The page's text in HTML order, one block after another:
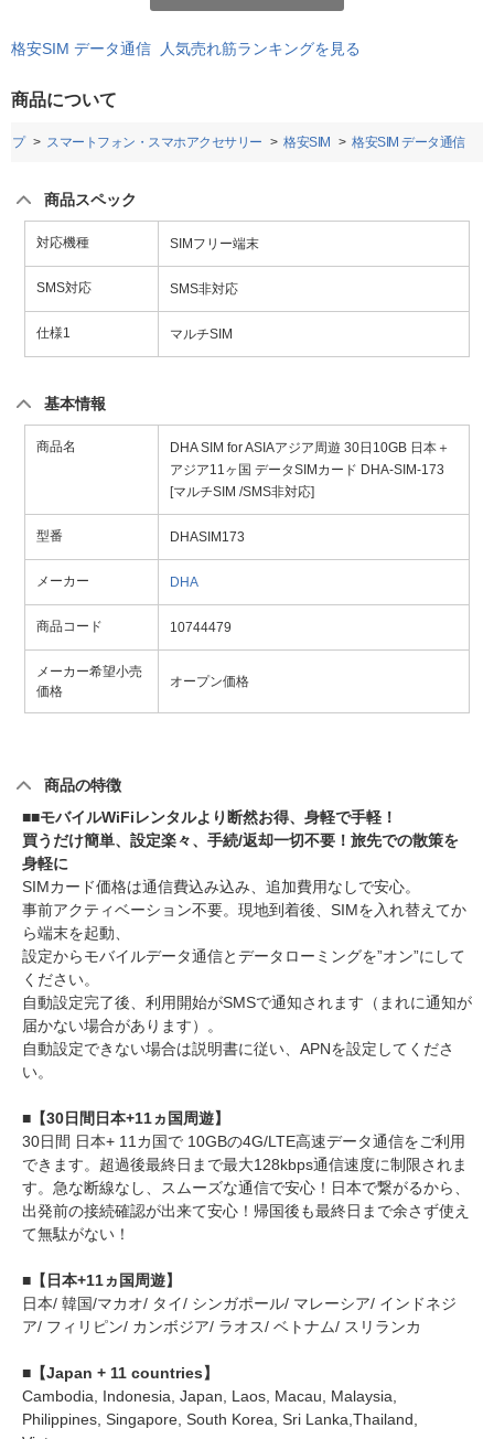
格安SIM データ通信 人気売れ筋ランキングを見る
商品について
プ スマートフォン・スマホアクセサリー 格安SIM 格安SIM データ通信
商品スペック
対応機種 SIMフリー端末
SMS対応 SMS非対応
仕様1 マルチSIM
基本情報
商品名
DHA SIM for ASIAアジア周遊 30日10GB 日本＋
アジア11ヶ国 データSIMカード DHA-SIM-173
[マルチSIM /SMS非対応]
型番 DHASIM173
メーカー DHA
商品コード 10744479
メーカー希望小売
価格
オープン価格
商品の特徴
■■モバイルWiFiレンタルより断然お得、身軽で手軽！
買うだけ簡単、設定楽々、手続/返却一切不要！旅先での散策を
身軽に
SIMカード価格は通信費込み込み、追加費用なしで安心。
事前アクティベーション不要。現地到着後、SIMを入れ替えてか
ら端末を起動、
設定からモバイルデータ通信とデータローミングを”オン”にして
ください。
自動設定完了後、利用開始がSMSで通知されます（まれに通知が
届かない場合があります）。
自動設定できない場合は説明書に従い、APNを設定してくださ
い。
■【30日間日本+11ヵ国周遊】
30日間 日本+ 11カ国で 10GBの4G/LTE高速データ通信をご利用
できます。超過後最終日まで最大128kbps通信速度に制限されま
す。急な断線なし、スムーズな通信で安心！日本で繋がるから、
出発前の接続確認が出来て安心！帰国後も最終日まで余さず使え
て無駄がない！
■【日本+11ヵ国周遊】
日本/ 韓国/マカオ/ タイ/ シンガポール/ マレーシア/ インドネジ
ア/ フィリピン/ カンボジア/ ラオス/ ベトナム/ スリランカ
■【Japan + 11 countries】
Cambodia, Indonesia, Japan, Laos, Macau, Malaysia,
Philippines, Singapore, South Korea, Sri Lanka,Thailand,